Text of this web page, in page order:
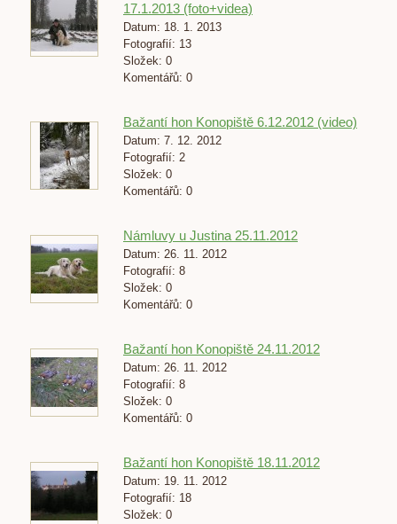
17.1.2013 (foto+videa)
Datum: 18. 1. 2013
Fotografií: 13
Složek: 0
Komentářů: 0
Bažantí hon Konopiště 6.12.2012 (video)
Datum: 7. 12. 2012
Fotografií: 2
Složek: 0
Komentářů: 0
Námluvy u Justina 25.11.2012
Datum: 26. 11. 2012
Fotografií: 8
Složek: 0
Komentářů: 0
Bažantí hon Konopiště 24.11.2012
Datum: 26. 11. 2012
Fotografií: 8
Složek: 0
Komentářů: 0
Bažantí hon Konopiště 18.11.2012
Datum: 19. 11. 2012
Fotografií: 18
Složek: 0